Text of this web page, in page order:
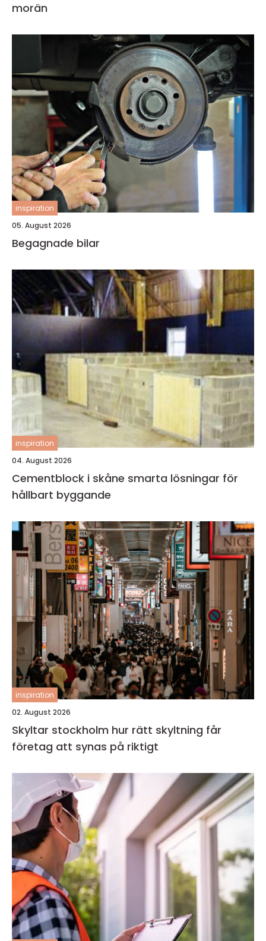
morän
inspiration
05. August 2026
Begagnade bilar
inspiration
04. August 2026
Cementblock i skåne smarta lösningar för
hållbart byggande
inspiration
02. August 2026
Skyltar stockholm hur rätt skyltning får
företag att synas på riktigt